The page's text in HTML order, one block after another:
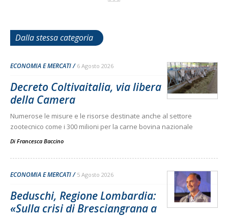
Dalla stessa categoria
ECONOMIA E MERCATI 6 Agosto 2026
Decreto Coltivaitalia, via libera
della Camera
Numerose le misure e le risorse destinate anche al settore
zootecnico come i 300 milioni per la carne bovina nazionale
Di Francesca Baccino
ECONOMIA E MERCATI 5 Agosto 2026
Beduschi, Regione Lombardia:
«Sulla crisi di Bresciangrana a